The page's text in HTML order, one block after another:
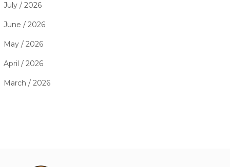
July / 2026
June / 2026
May / 2026
April / 2026
March / 2026